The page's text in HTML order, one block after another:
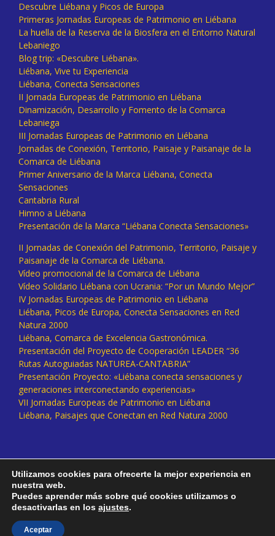
Descubre Liébana y Picos de Europa
Primeras Jornadas Europeas de Patrimonio en Liébana
La huella de la Reserva de la Biosfera en el Entorno Natural
Lebaniego
Blog trip: «Descubre Liébana».
Liébana, Vive tu Experiencia
Liébana, Conecta Sensaciones
II Jornada Europeas de Patrimonio en Liébana
Dinamización, Desarrollo y Fomento de la Comarca
Lebaniega
III Jornadas Europeas de Patrimonio en Liébana
Jornadas de Conexión, Territorio, Paisaje y Paisanaje de la
Comarca de Liébana
Primer Aniversario de la Marca Liébana, Conecta
Sensaciones
Cantabria Rural
Himno a Liébana
Presentación de la Marca “Liébana Conecta Sensaciones»
II Jornadas de Conexión del Patrimonio, Territorio, Paisaje y
Paisanaje de la Comarca de Liébana.
Vídeo promocional de la Comarca de Liébana
Vídeo Solidario Liébana con Ucrania: “Por un Mundo Mejor”
IV Jornadas Europeas de Patrimonio en Liébana
Liébana, Picos de Europa, Conecta Sensaciones en Red
Natura 2000
Liébana, Comarca de Excelencia Gastronómica.
Presentación del Proyecto de Cooperación LEADER “36
Rutas Autoguiadas NATUREA-CANTABRIA”
Presentación Proyecto: «Liébana conecta sensaciones y
generaciones interconectando experiencias»
VII Jornadas Europeas de Patrimonio en Liébana
Liébana, Paisajes que Conectan en Red Natura 2000
Utilizamos cookies para ofrecerte la mejor experiencia en
nuestra web.
Puedes aprender más sobre qué cookies utilizamos o
desactivarlas en los ajustes.
Aceptar